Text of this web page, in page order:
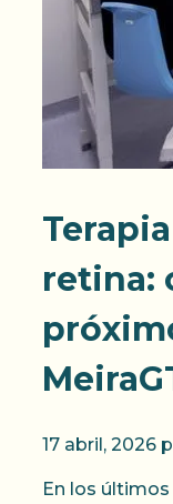
retina:
17 abril, 2026
En los